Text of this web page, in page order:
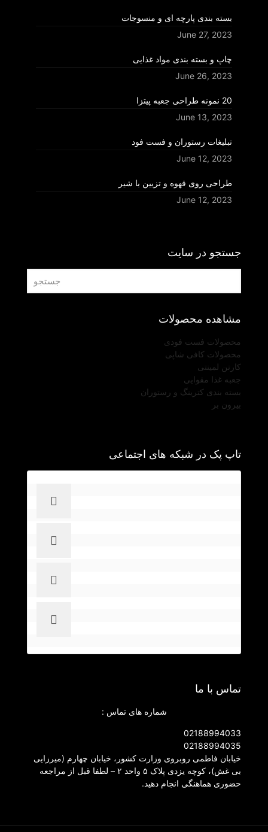
بسته بندی پارچه ای و منسوجات
June 27, 2023
چاپ و بسته بندی مواد غذایی
June 26, 2023
20 نمونه طراحی جعبه پیتزا
June 13, 2023
تبلیغات رستوران و فست فود
June 12, 2023
طراحی روی قهوه و تزیین با شیر
June 12, 2023
جستجو در سایت
مشاهده محصولات
محصولات فست فودی
محصولات کافی شاپی
کارتن لمینتی
جعبه غذا مقوایی
بسته بندی کترینگ و رستوران
بیرون بر
تاپ پک در شبکه های اجتماعی
تماس با ما
شماره های تماس :
02188994033
02188994035
خیابان فاطمی روبروی وزارت کشور، خیابان چهارم (میرزایی
بی غش)، کوچه یزدی پلاک ۵ واحد ۲ – لطفا قبل از مراجعه
حضوری هماهنگی انجام دهید.